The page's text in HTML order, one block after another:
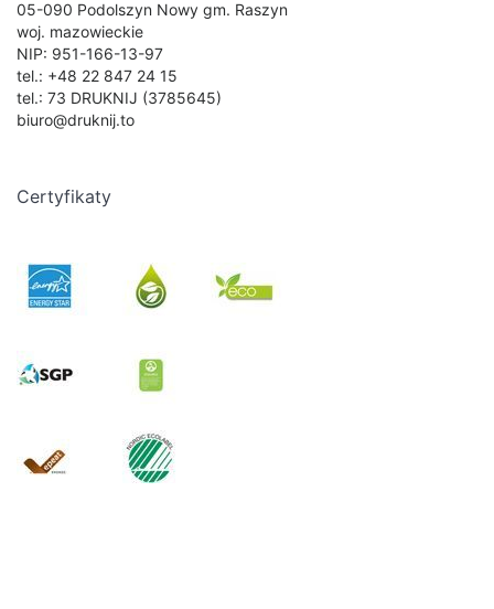
05-090 Podolszyn Nowy gm. Raszyn
woj. mazowieckie
NIP: 951-166-13-97
tel.: +48 22 847 24 15
tel.: 73 DRUKNIJ (3785645)
biuro@druknij.to
Certyfikaty